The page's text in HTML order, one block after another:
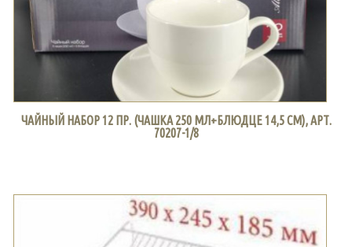
ЧАЙНЫЙ НАБОР 12 ПР. (ЧАШКА 250 МЛ+БЛЮДЦЕ 14,5 СМ), АРТ.
70207-1/8